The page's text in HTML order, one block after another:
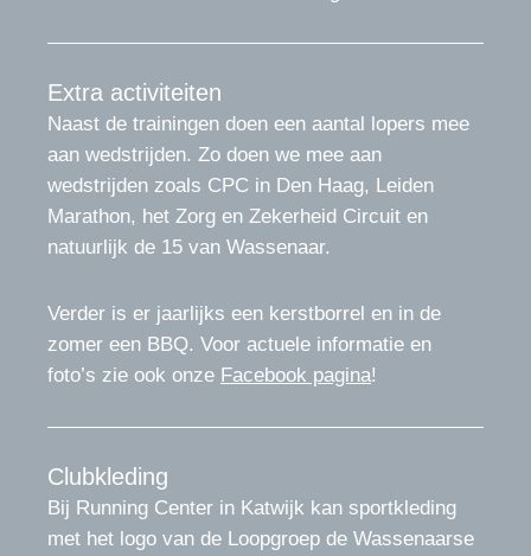
Extra activiteiten
Naast de trainingen doen een aantal lopers mee
aan wedstrijden. Zo doen we mee aan
wedstrijden zoals CPC in Den Haag, Leiden
Marathon, het Zorg en Zekerheid Circuit en
natuurlijk de 15 van Wassenaar.
Verder is er jaarlijks een kerstborrel en in de
zomer een BBQ. Voor actuele informatie en
foto’s zie ook onze Facebook pagina!
Clubkleding
Bij Running Center in Katwijk kan sportkleding
met het logo van de Loopgroep de Wassenaarse